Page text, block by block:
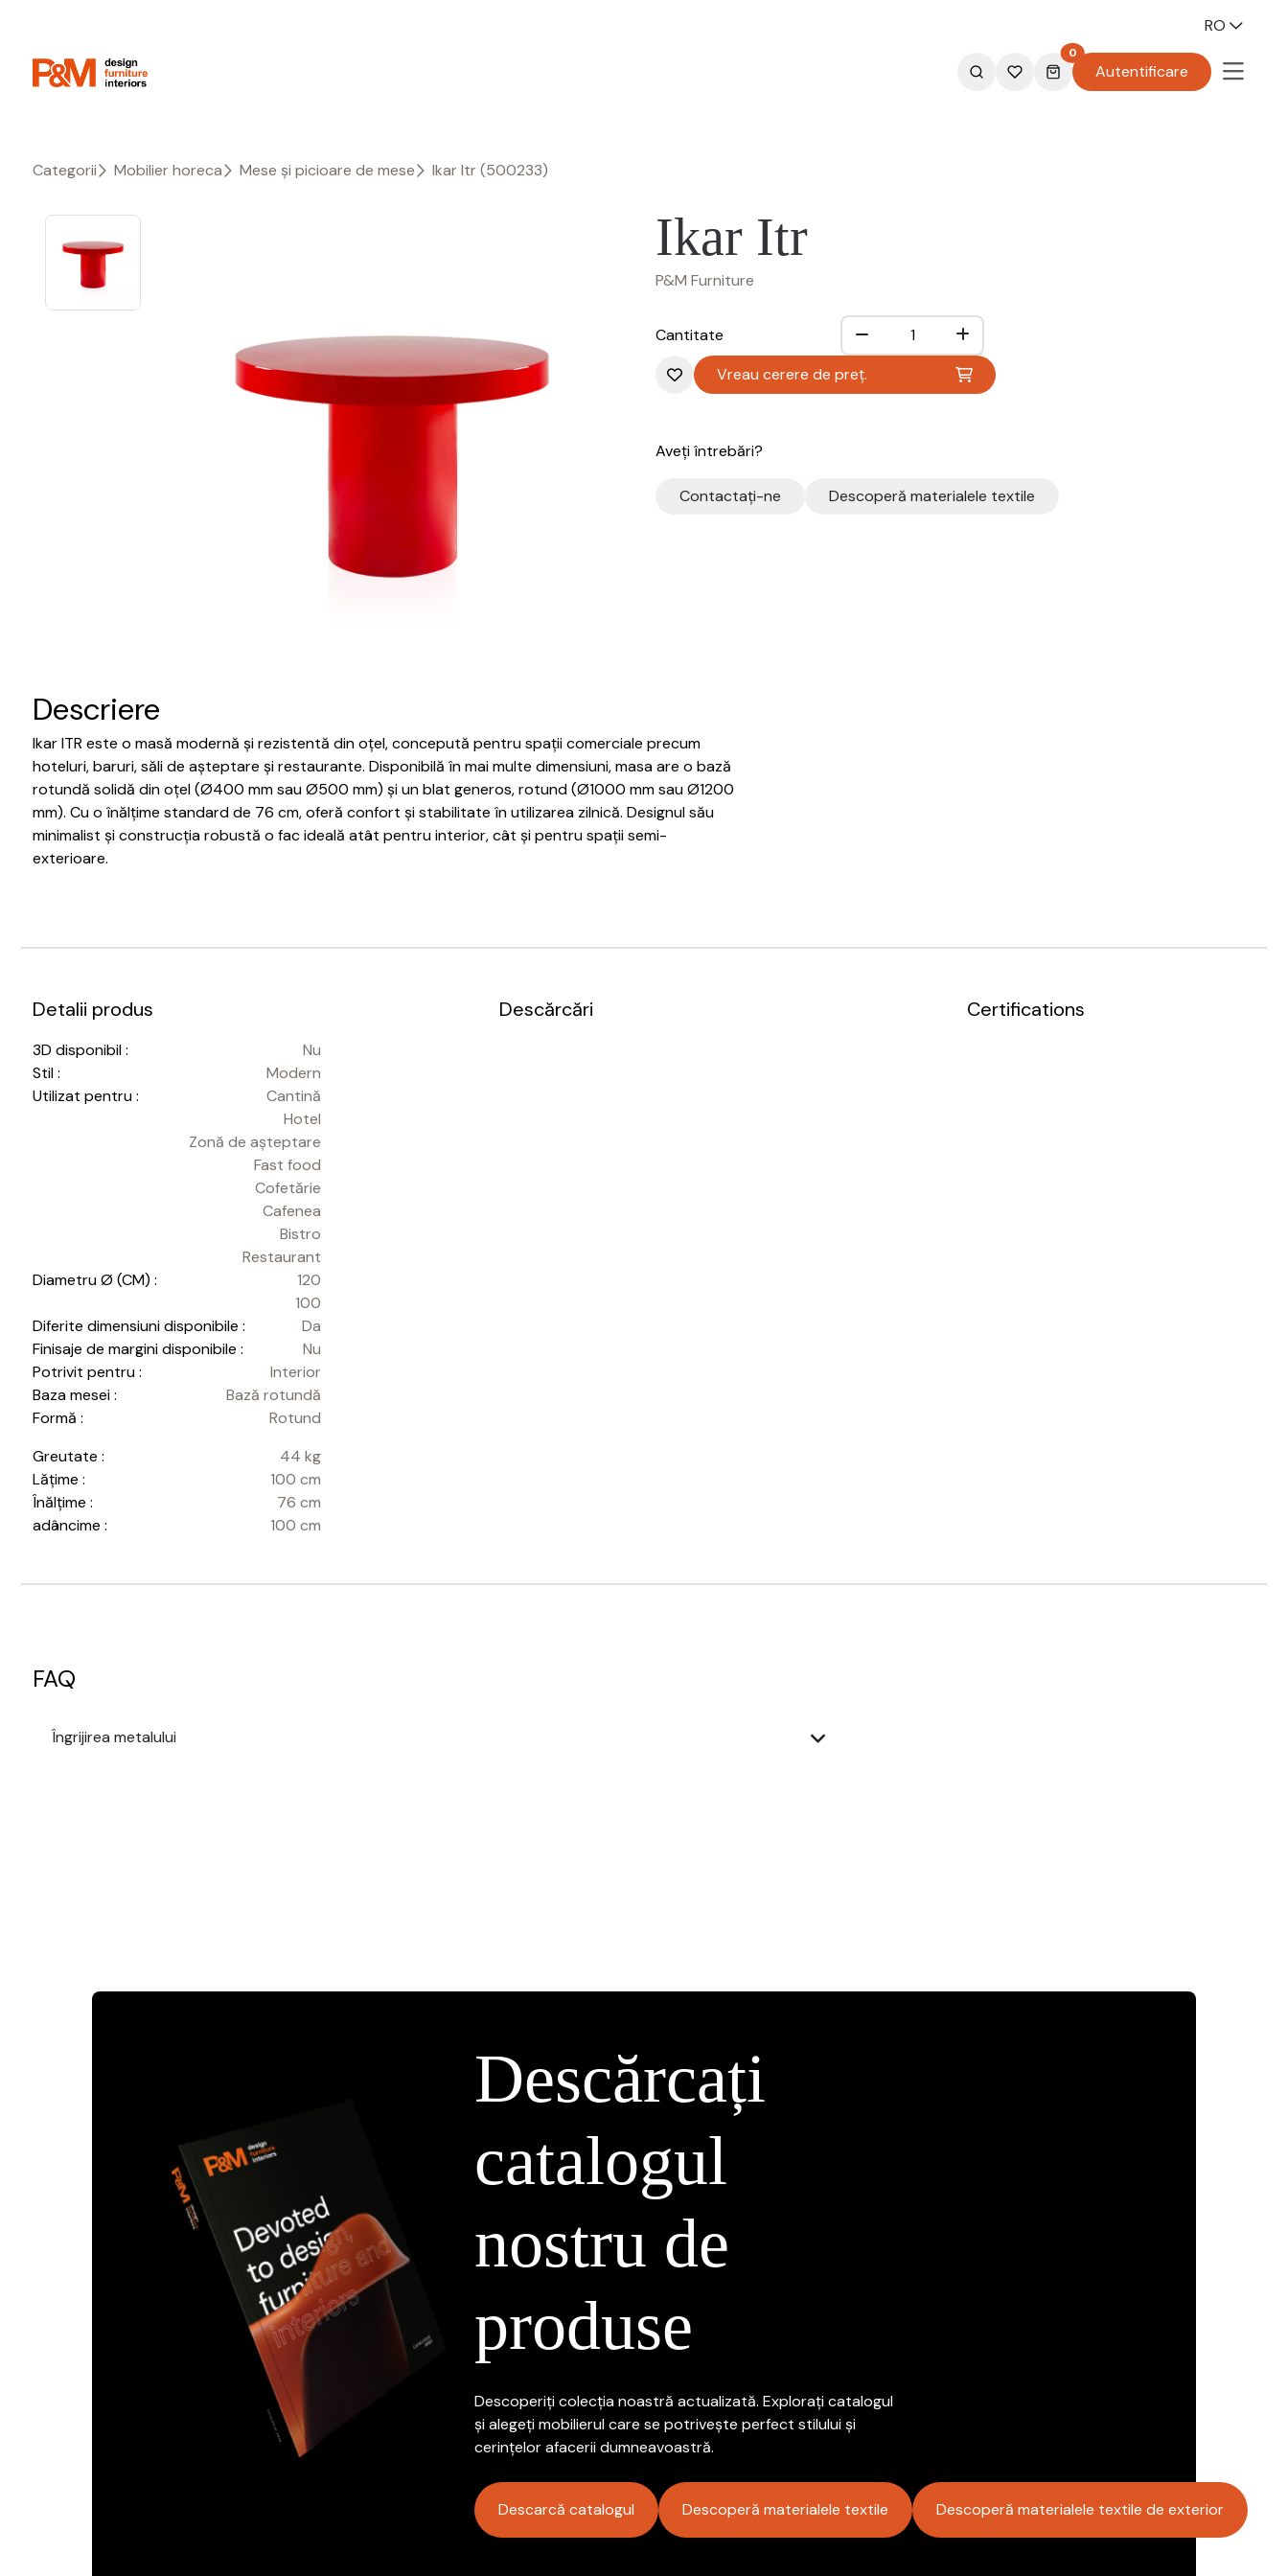
RO
0
Autentificare
Categorii Mobilier horeca Mese și picioare de mese Ikar Itr (500233)
Ikar Itr
P&M Furniture
Cantitate
Vreau cerere de preț.
Aveți întrebări?
Contactaţi-ne Descoperă materialele textile
Descriere
Ikar ITR este o masă modernă și rezistentă din oțel, concepută pentru spații comerciale precum
hoteluri, baruri, săli de așteptare și restaurante. Disponibilă în mai multe dimensiuni, masa are o bază
rotundă solidă din oțel (Ø400 mm sau Ø500 mm) și un blat generos, rotund (Ø1000 mm sau Ø1200
mm). Cu o înălțime standard de 76 cm, oferă confort și stabilitate în utilizarea zilnică. Designul său
minimalist și construcția robustă o fac ideală atât pentru interior, cât și pentru spații semi-
exterioare.
Detalii produs
3D disponibil :
Nu
Stil :
Modern
Utilizat pentru :
Cantină
Hotel
Zonă de așteptare
Fast food
Cofetărie
Cafenea
Bistro
Restaurant
Diametru Ø (CM) :
120
100
Diferite dimensiuni disponibile :
Da
Finisaje de margini disponibile :
Nu
Potrivit pentru :
Interior
Baza mesei :
Bază rotundă
Formă :
Rotund
Greutate :
44 kg
Lățime :
100 cm
Înălțime :
76 cm
adâncime :
100 cm
Descărcări Certifications
FAQ
Îngrijirea metalului
Descărcați
catalogul
nostru de
produse
Descoperiți colecția noastră actualizată. Explorați catalogul
și alegeți mobilierul care se potrivește perfect stilului și
cerințelor afacerii dumneavoastră.
Descarcă catalogul Descoperă materialele textile Descoperă materialele textile de exterior